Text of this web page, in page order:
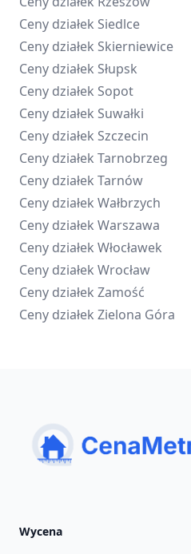
Ceny działek Siedlce
Ceny działek Skierniewice
Ceny działek Słupsk
Ceny działek Sopot
Ceny działek Suwałki
Ceny działek Szczecin
Ceny działek Tarnobrzeg
Ceny działek Tarnów
Ceny działek Wałbrzych
Ceny działek Warszawa
Ceny działek Włocławek
Ceny działek Wrocław
Ceny działek Zamość
Ceny działek Zielona Góra
Wycena